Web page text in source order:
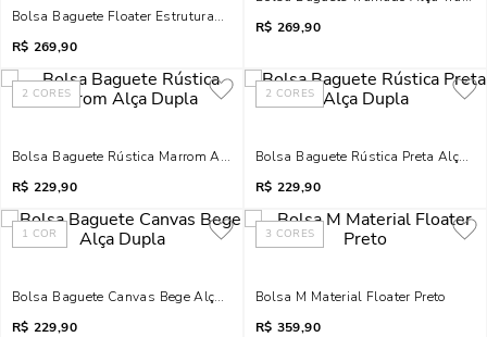
Bolsa Baguete Floater Estruturada Alça Trança Marrom
R$ 269,90
R$ 269,90
2 CORES
Bolsa Baguete Rústica Marrom Alça Dupla
R$ 229,90
2 CORES
Bolsa Baguete Rústica Preta Alça
R$ 229,90
1 COR
Bolsa Baguete Canvas Bege Alça Dupla
R$ 229,90
3 CORES
Bolsa M Material Floater Preto
R$ 359,90